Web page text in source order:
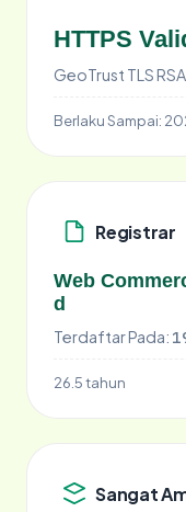
HTTPS
GeoTrust TLS RSA
Berlaku Sampai:
Registrar
Web
d
Terdaftar Pada:
26.5 tahun
Sangat